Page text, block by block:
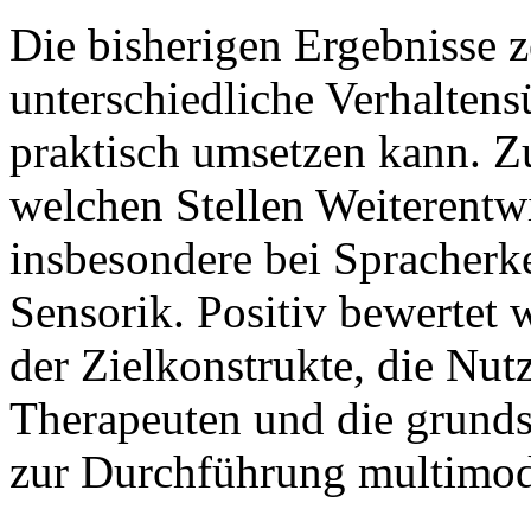
Die bisherigen Ergebnisse
unterschiedliche
praktisch umsetzen kann.
welchen Stellen
insbesondere bei
Sensorik. Positiv bewertet
der Zielkonstrukte, die
Therapeuten und die
zur Durchführung